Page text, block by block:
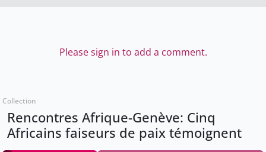
Please sign in to add a comment.
Collection
Rencontres Afrique-Genève: Cinq
Africains faiseurs de paix témoignent